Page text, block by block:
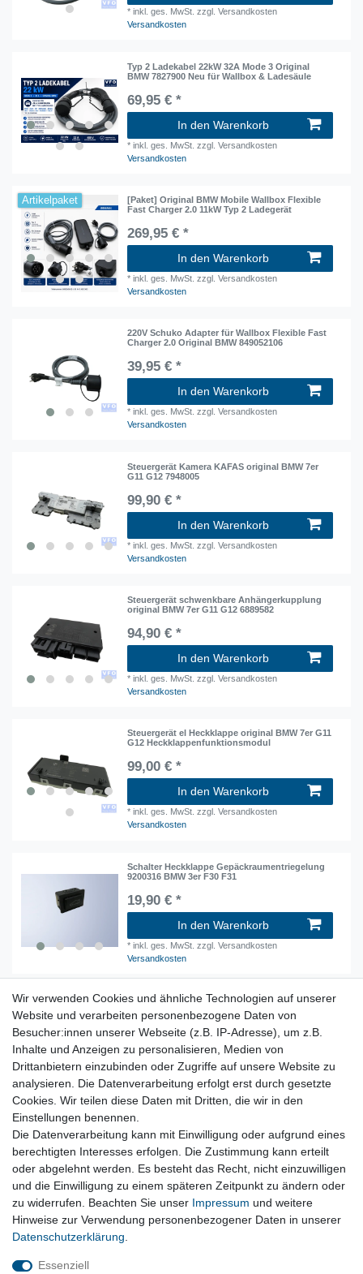
*inkl. ges. MwSt. zzgl. Versandkosten
Versandkosten
Typ 2 Ladekabel 22kW 32A Mode 3 Original
BMW 7827900 Neu für Wallbox & Ladesäule
69,95 € *
In den Warenkorb
*inkl. ges. MwSt. zzgl. Versandkosten
Versandkosten
Artikelpaket
[Paket] Original BMW Mobile Wallbox Flexible
Fast Charger 2.0 11kW Typ 2 Ladegerät
269,95 € *
In den Warenkorb
*inkl. ges. MwSt. zzgl. Versandkosten
Versandkosten
220V Schuko Adapter für Wallbox Flexible Fast
Charger 2.0 Original BMW 849052106
39,95 € *
In den Warenkorb
*inkl. ges. MwSt. zzgl. Versandkosten
Versandkosten
Steuergerät Kamera KAFAS original BMW 7er
G11 G12 7948005
99,90 € *
In den Warenkorb
*inkl. ges. MwSt. zzgl. Versandkosten
Versandkosten
Steuergerät schwenkbare Anhängerkupplung
original BMW 7er G11 G12 6889582
94,90 € *
In den Warenkorb
*inkl. ges. MwSt. zzgl. Versandkosten
Versandkosten
Steuergerät el Heckklappe original BMW 7er G11
G12 Heckklappenfunktionsmodul
99,00 € *
In den Warenkorb
*inkl. ges. MwSt. zzgl. Versandkosten
Versandkosten
Schalter Heckklappe Gepäckraumentriegelung
9200316 BMW 3er F30 F31
19,90 € *
In den Warenkorb
*inkl. ges. MwSt. zzgl. Versandkosten
Versandkosten
original Fensterhebermotor HL links hinten
BMW G30 G01 G02 G11 G12 G31
69,90 € *
In den Warenkorb
inkl. ges. MwSt.
zzgl. Versandkosten
Fahrzeugelektrik, Steuergeräte, Tachos, Stellmotoren,
Kabelbäume
Vertrag widerrufen
Impressum
Wir verwenden Cookies und ähnliche Technologien auf unserer
Website und verarbeiten personenbezogene Daten von
Besucher:innen unserer Webseite (z.B. IP-Adresse), um z.B.
Inhalte und Anzeigen zu personalisieren, Medien von
Drittanbietern einzubinden oder Zugriffe auf unsere Website zu
analysieren. Die Datenverarbeitung erfolgt erst durch gesetzte
Cookies. Wir teilen diese Daten mit Dritten, die wir in den
Einstellungen benennen.
Die Datenverarbeitung kann mit Einwilligung oder aufgrund eines
berechtigten Interesses erfolgen. Die Zustimmung kann erteilt
oder abgelehnt werden. Es besteht das Recht, nicht einzuwilligen
und die Einwilligung zu einem späteren Zeitpunkt zu ändern oder
zu widerrufen. Beachten Sie unser Impressum und weitere
Hinweise zur Verwendung personenbezogener Daten in unserer
Daten­schutz­erklärung
Essenziell